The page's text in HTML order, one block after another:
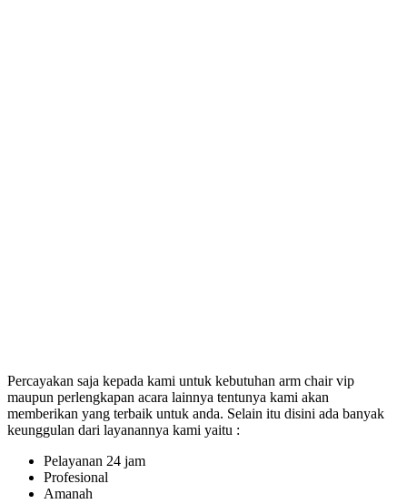
Percayakan saja kepada kami untuk kebutuhan arm chair vip
maupun perlengkapan acara lainnya tentunya kami akan
memberikan yang terbaik untuk anda. Selain itu disini ada banyak
keunggulan dari layanannya kami yaitu :
Pelayanan 24 jam
Profesional
Amanah